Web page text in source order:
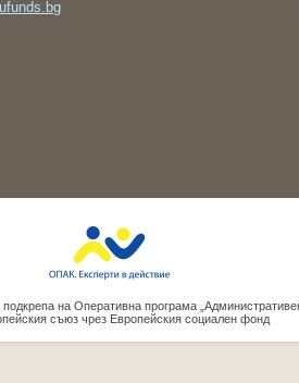
на Оперативна програма
съюз чрез Европейския социален фонд